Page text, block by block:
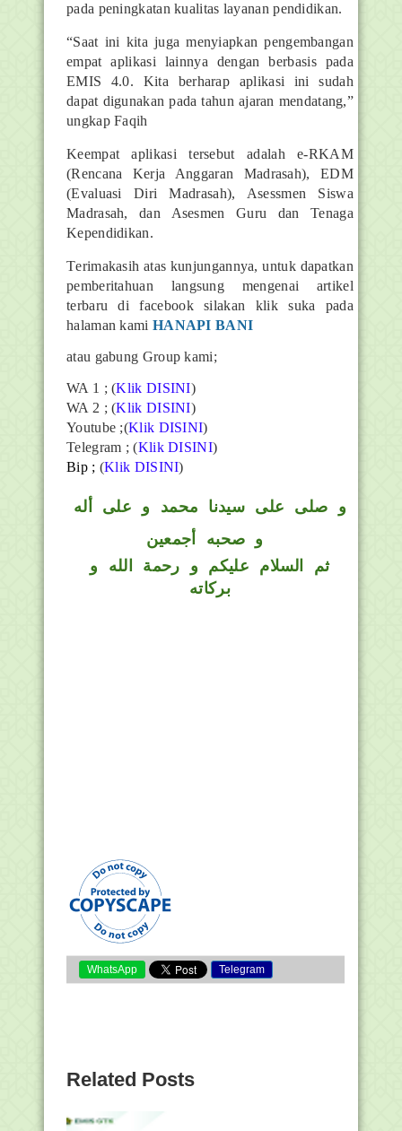
pada peningkatan kualitas layanan pendidikan.
“Saat ini kita juga menyiapkan pengembangan
empat aplikasi lainnya dengan berbasis pada
EMIS 4.0. Kita berharap aplikasi ini sudah
dapat digunakan pada tahun ajaran mendatang,”
ungkap Faqih
Keempat aplikasi tersebut adalah e-RKAM
(Rencana Kerja Anggaran Madrasah), EDM
(Evaluasi Diri Madrasah), Asessmen Siswa
Madrasah, dan Asesmen Guru dan Tenaga
Kependidikan.
Terimakasih atas kunjungannya, untuk dapatkan
pemberitahuan langsung mengenai artikel
terbaru di facebook silakan klik suka pada
halaman kami HANAPI BANI
atau gabung Group kami;
WA 1 ; (Klik DISINI)
WA 2 ; (Klik DISINI)
Youtube ;(Klik DISINI)
Telegram ;(Klik DISINI)
Bip ; (Klik DISINI)
و صلى على سيدنا محمد و على أله
و صحبه أجمعين
ثم السلام عليكم و رحمة الله و
بركاته
WhatsApp Telegram
Related Posts